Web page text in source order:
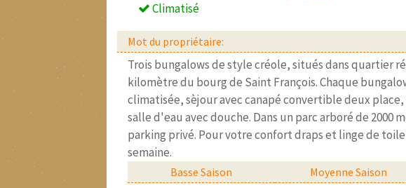
Climatisé
Mot du propriétaire:
Trois bungalows de style créole, situés dans quartier
kilomètre du bourg de Saint François. Chaque
climatisée, sèjour avec canapé convertible deux
salle d'eau avec douche. Dans un parc arboré de 2000
parking privé. Pour votre confort draps et linge de
semaine.
Basse Saison Moyenne Saison